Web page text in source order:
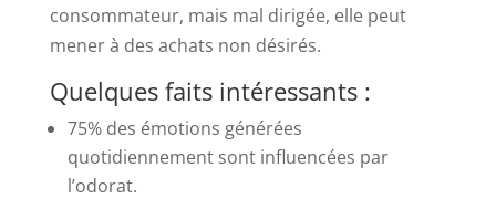
consommateur, mais mal dirigée, elle peut
mener à des achats non désirés.
Quelques faits intéressants :
75% des émotions générées
quotidiennement sont influencées par
l’odorat.